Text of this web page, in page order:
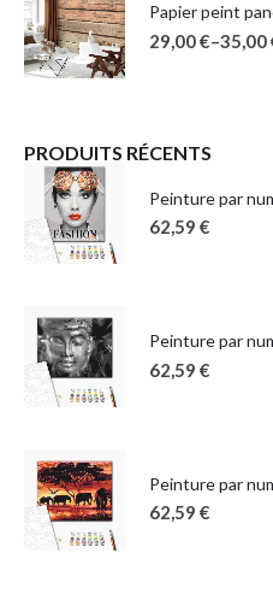
Papier peint
29,00€–35,00
PRODUITS RÉCENTS
Peinture par
62,59 €
62,59 €
Peinture par
62,59 €